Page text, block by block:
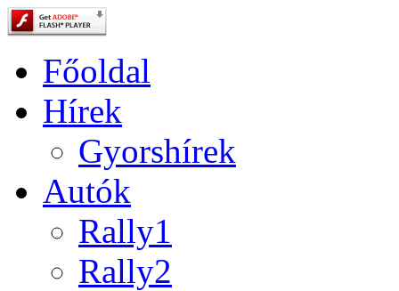
Főoldal
Hírek
Gyorshírek
Autók
Rally1
Rally2